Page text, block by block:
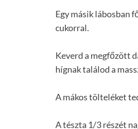
Egy másik lábosban
cukorral.
Keverd a megfőzött
hígnak találod a
A mákos tölteléket
A tészta 1/3 részét